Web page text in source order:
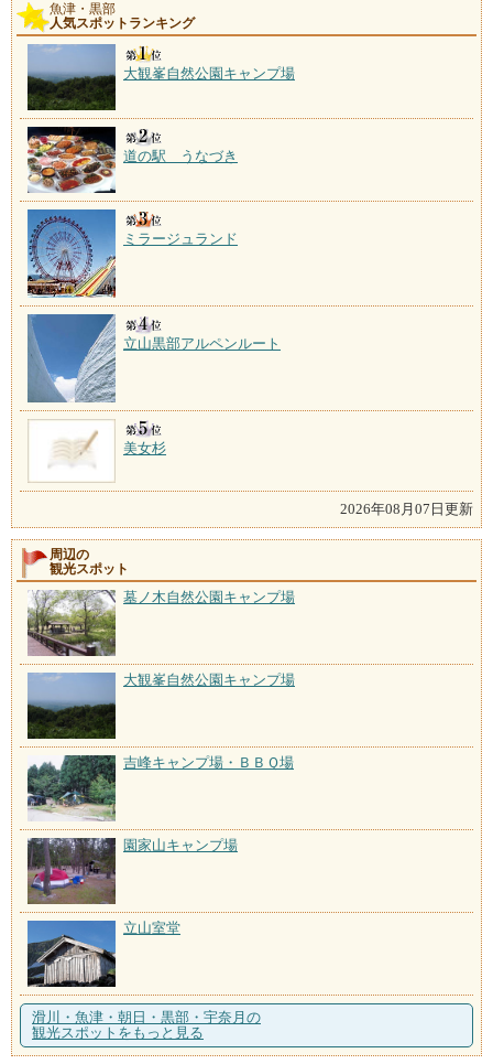
魚津・黒部
人気スポットランキング
大観峯自然公園キャンプ場
道の駅 うなづき
ミラージュランド
立山黒部アルペンルート
美女杉
2026年08月07日更新
周辺の
観光スポット
墓ノ木自然公園キャンプ場
大観峯自然公園キャンプ場
吉峰キャンプ場・ＢＢＱ場
園家山キャンプ場
立山室堂
滑川・魚津・朝日・黒部・宇奈月の
観光スポットをもっと見る